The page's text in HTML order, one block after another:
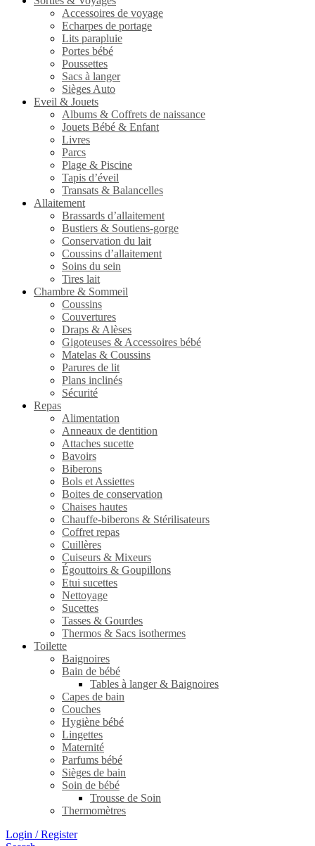
Accessoires de voyage
Echarpes de portage
Lits parapluie
Portes bébé
Poussettes
Sacs à langer
Sièges Auto
Eveil & Jouets
Albums & Coffrets de naissance
Jouets Bébé & Enfant
Livres
Parcs
Plage & Piscine
Tapis d’éveil
Transats & Balancelles
Allaitement
Brassards d’allaitement
Bustiers & Soutiens-gorge
Conservation du lait
Coussins d’allaitement
Soins du sein
Tires lait
Chambre & Sommeil
Coussins
Couvertures
Draps & Alèses
Gigoteuses & Accessoires bébé
Matelas & Coussins
Parures de lit
Plans inclinés
Sécurité
Repas
Alimentation
Anneaux de dentition
Attaches sucette
Bavoirs
Biberons
Bols et Assiettes
Boites de conservation
Chaises hautes
Chauffe-biberons & Stérilisateurs
Coffret repas
Cuillères
Cuiseurs & Mixeurs
Égouttoirs & Goupillons
Etui sucettes
Nettoyage
Sucettes
Tasses & Gourdes
Thermos & Sacs isothermes
Toilette
Baignoires
Bain de bébé
Tables à langer & Baignoires
Capes de bain
Couches
Hygiène bébé
Lingettes
Maternité
Parfums bébé
Sièges de bain
Soin de bébé
Trousse de Soin
Thermomètres
Login / Register